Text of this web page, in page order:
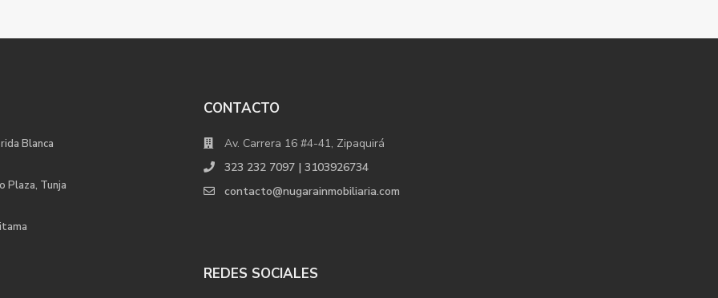
Blanca
Plaza, Tunja
CONTACTO
Av. Carrera 16 #4-41, Zipaquirá
323 232 7097 | 3103926734
contacto@nugarainmobiliaria.com
REDES SOCIALES